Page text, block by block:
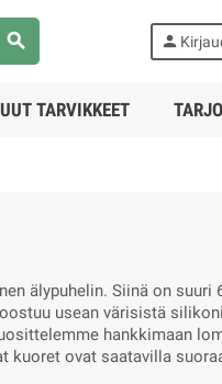
search person
TARVIKKEET
älypuhelin. Siinä on suuri
usean värisistä
hankkimaan
kuoret ovat saatavilla